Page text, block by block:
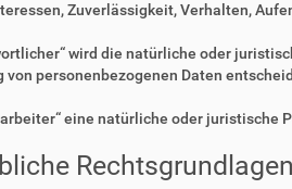
Zuverlässigkeit, Verhalten,
wird die natürliche oder
von personenbezogenen Daten
eine natürliche oder juristische
Rechtsgrundlagen